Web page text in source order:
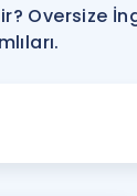
YDS ve YÖKDİL'e
Tüm ÖSYM
Oversize